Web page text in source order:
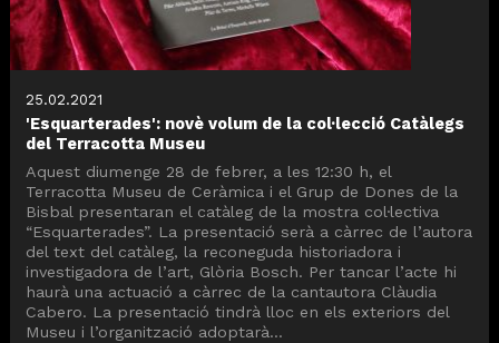
25.02.2021
'Esquarterades': novè volum de la col·lecció Catàlegs
del Terracotta Museu
Aquest diumenge 28 de febrer, a les 12:30 h, el
Terracotta Museu de Ceràmica i el Grup de Dones de la
Bisbal presentaran el catàleg de la mostra col·lectiva
“Esquarterades”. La presentació serà a càrrec de l’autora
del text del catàleg, la reconeguda historiadora i
investigadora de l’art, Glòria Bosch. Per tancar l’acte hi
haurà una actuació a càrrec de la cantautora Clàudia
Cabero. La presentació tindrà lloc en els exteriors del
Museu i l’organització adoptarà...